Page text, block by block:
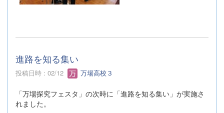
進路を知る集い
投稿日時 : 02/12 万場高校３
「万場探究フェスタ」の次時に「進路を知る集い」が実施さ
れました。